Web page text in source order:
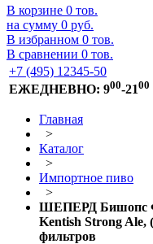
В корзине 0 тов.
на сумму 0 руб.
В избранном 0 тов.
В сравнении 0 тов.
+7 (495) 12345-50
ЕЖЕДНЕВНО: 900-2100
Главная
>
Каталог
>
Импортное пиво
>
ШЕПЕРД Бишопс
Kentish Strong Ale,
фильтров